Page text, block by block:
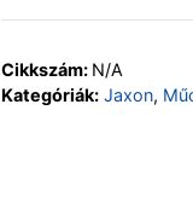
Cikkszám: N/A
Kategóriák: Jaxon,